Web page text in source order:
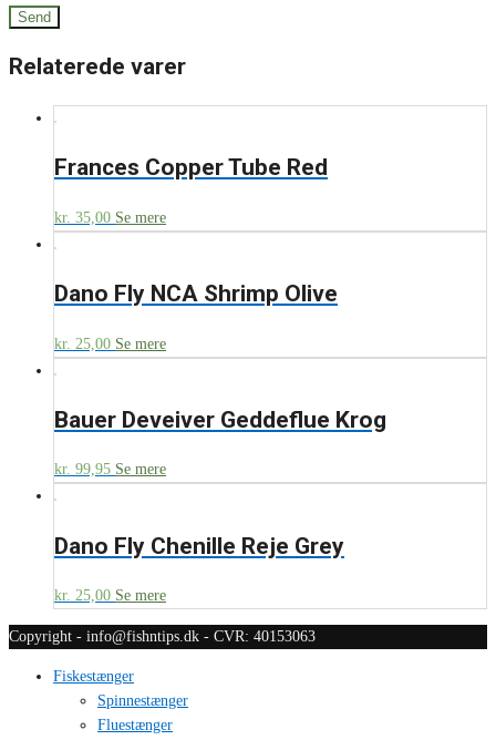
Relaterede varer
Frances Copper Tube Red
kr. 35,00 Se mere
Dano Fly NCA Shrimp Olive
kr. 25,00 Se mere
Bauer Deveiver Geddeflue Krog
kr. 99,95 Se mere
Dano Fly Chenille Reje Grey
kr. 25,00 Se mere
Copyright - info@fishntips.dk - CVR: 40153063
Fiskestænger
Spinnestænger
Fluestænger